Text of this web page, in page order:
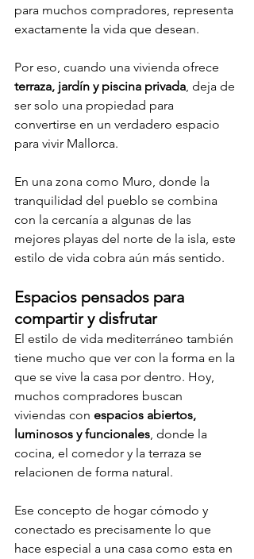
para muchos compradores, representa
exactamente la vida que desean.
Por eso, cuando una vivienda ofrece
terraza, jardín y piscina privada, deja de
ser solo una propiedad para
convertirse en un verdadero espacio
para vivir Mallorca.
En una zona como Muro, donde la
tranquilidad del pueblo se combina
con la cercanía a algunas de las
mejores playas del norte de la isla, este
estilo de vida cobra aún más sentido.
Espacios pensados para
compartir y disfrutar
El estilo de vida mediterráneo también
tiene mucho que ver con la forma en la
que se vive la casa por dentro. Hoy,
muchos compradores buscan
viviendas con espacios abiertos,
luminosos y funcionales, donde la
cocina, el comedor y la terraza se
relacionen de forma natural.
Ese concepto de hogar cómodo y
conectado es precisamente lo que
hace especial a una casa como esta en